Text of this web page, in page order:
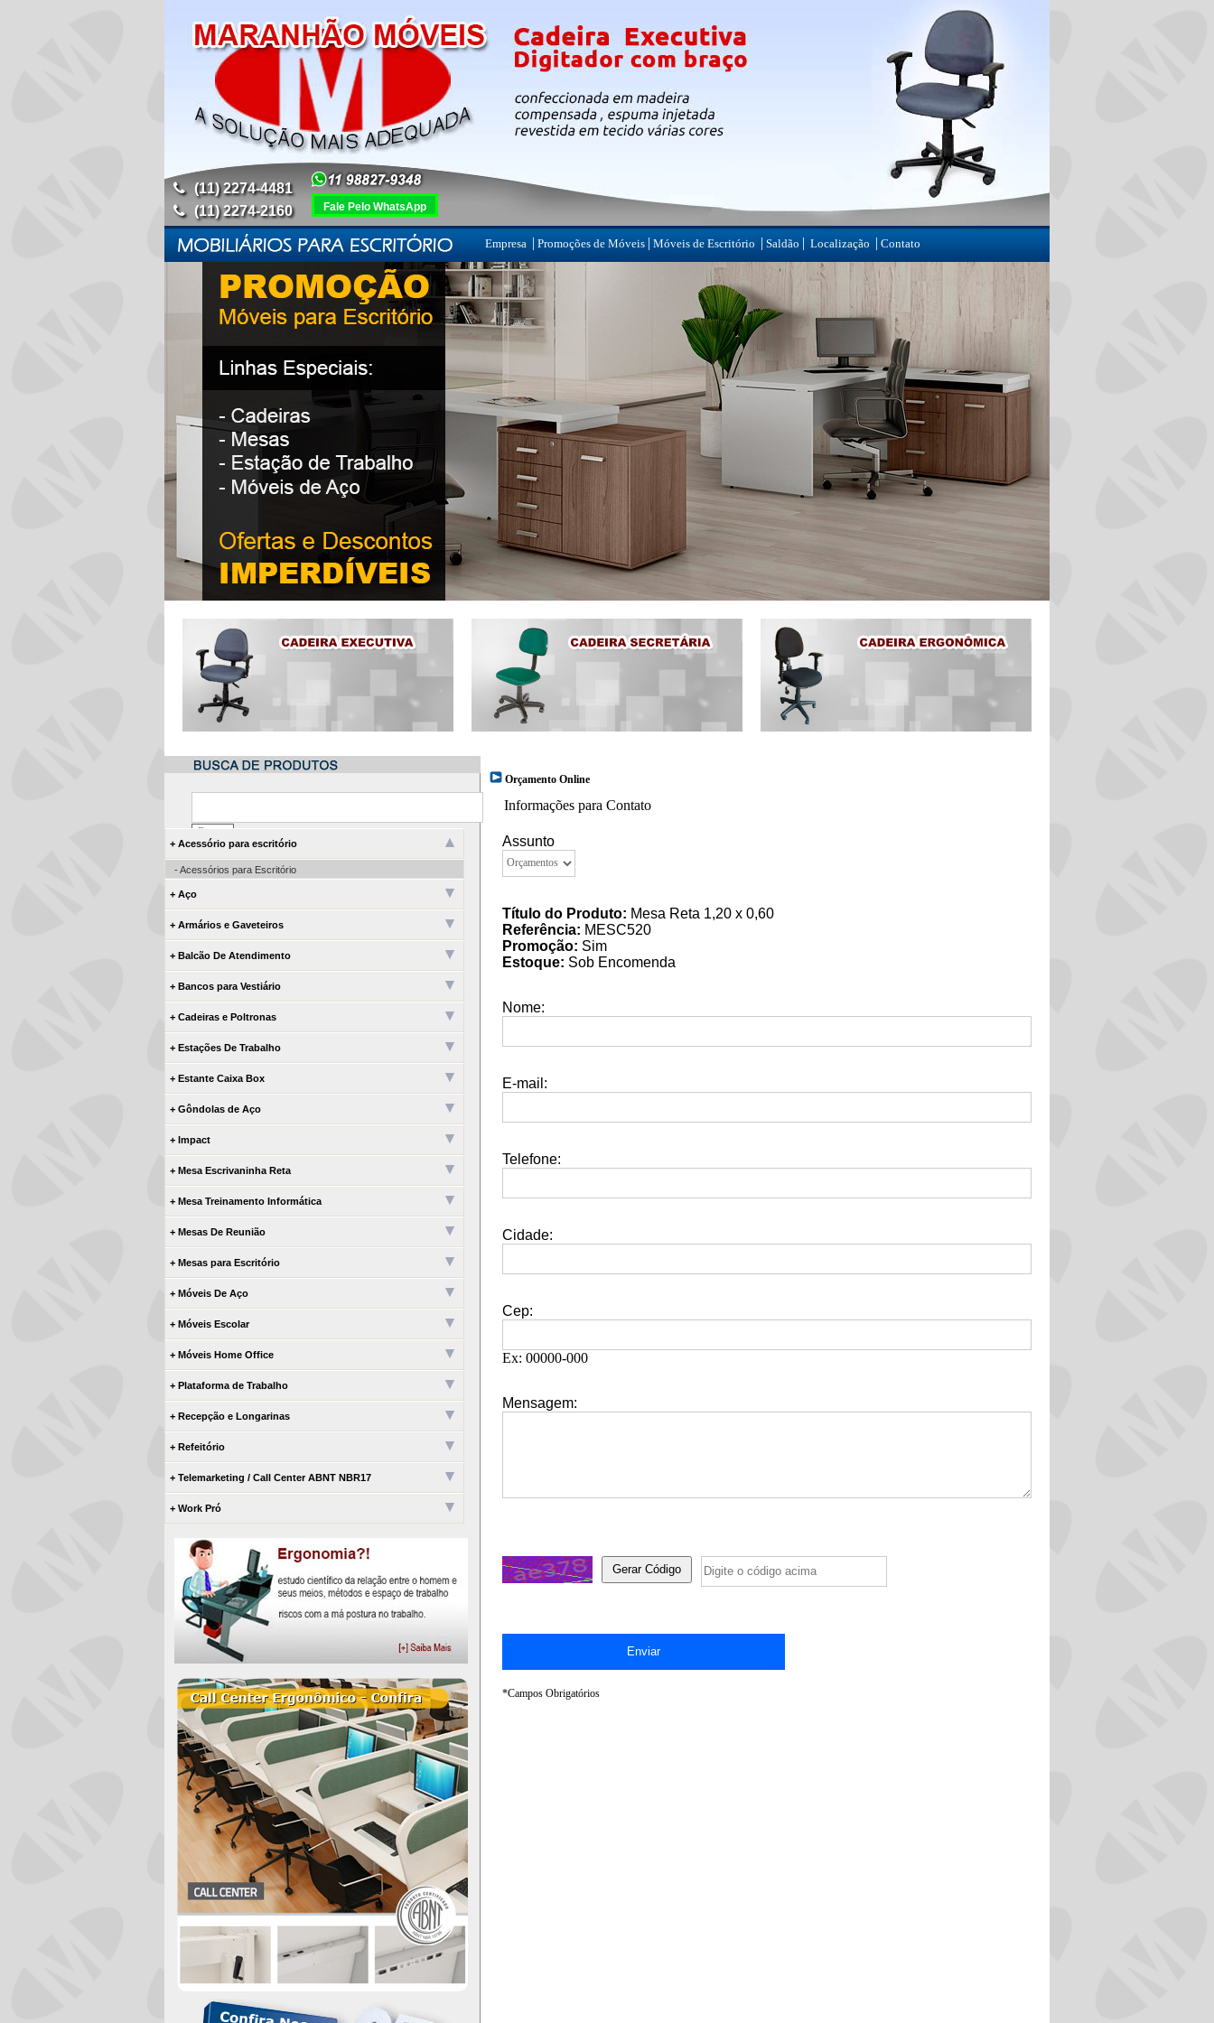
(11) 2274-4481
(11) 2274-2160
Fale Pelo WhatsApp
Empresa | Promoções de Móveis | Móveis de Escritório | Saldão | Localização | Contato
+ Acessório para escritório
- Acessórios para Escritório
+ Aço
+ Armários e Gaveteiros
+ Balcão De Atendimento
+ Bancos para Vestiário
+ Cadeiras e Poltronas
+ Estações De Trabalho
+ Estante Caixa Box
+ Gôndolas de Aço
+ Impact
+ Mesa Escrivaninha Reta
+ Mesa Treinamento Informática
+ Mesas De Reunião
+ Mesas para Escritório
+ Móveis De Aço
+ Móveis Escolar
+ Móveis Home Office
+ Plataforma de Trabalho
+ Recepção e Longarinas
+ Refeitório
+ Telemarketing / Call Center ABNT NBR17
+ Work Pró
Orçamento Online
Informações para Contato
Assunto
Título do Produto: Mesa Reta 1,20 x 0,60
Referência: MESC520
Promoção: Sim
Estoque: Sob Encomenda
Nome:
E-mail:
Telefone:
Cidade:
Cep:
Ex: 00000-000
Mensagem:
*Campos Obrigatórios